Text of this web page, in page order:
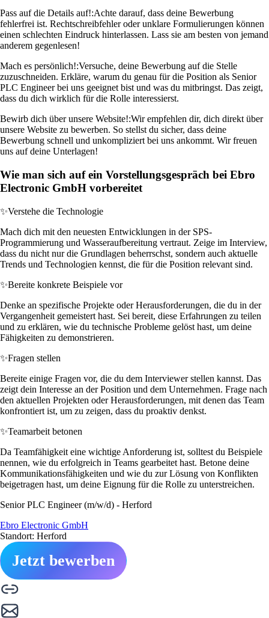
Pass auf die Details auf!:Achte darauf, dass deine Bewerbung
fehlerfrei ist. Rechtschreibfehler oder unklare Formulierungen können
einen schlechten Eindruck hinterlassen. Lass sie am besten von jemand
anderem gegenlesen!
Mach es persönlich!:Versuche, deine Bewerbung auf die Stelle
zuzuschneiden. Erkläre, warum du genau für die Position als Senior
PLC Engineer bei uns geeignet bist und was du mitbringst. Das zeigt,
dass du dich wirklich für die Rolle interessierst.
Bewirb dich über unsere Website!:Wir empfehlen dir, dich direkt über
unsere Website zu bewerben. So stellst du sicher, dass deine
Bewerbung schnell und unkompliziert bei uns ankommt. Wir freuen
uns auf deine Unterlagen!
Wie man sich auf ein Vorstellungsgespräch bei Ebro
Electronic GmbH vorbereitet
✨Verstehe die Technologie
Mach dich mit den neuesten Entwicklungen in der SPS-
Programmierung und Wasseraufbereitung vertraut. Zeige im Interview,
dass du nicht nur die Grundlagen beherrschst, sondern auch aktuelle
Trends und Technologien kennst, die für die Position relevant sind.
✨Bereite konkrete Beispiele vor
Denke an spezifische Projekte oder Herausforderungen, die du in der
Vergangenheit gemeistert hast. Sei bereit, diese Erfahrungen zu teilen
und zu erklären, wie du technische Probleme gelöst hast, um deine
Fähigkeiten zu demonstrieren.
✨Fragen stellen
Bereite einige Fragen vor, die du dem Interviewer stellen kannst. Das
zeigt dein Interesse an der Position und dem Unternehmen. Frage nach
den aktuellen Projekten oder Herausforderungen, mit denen das Team
konfrontiert ist, um zu zeigen, dass du proaktiv denkst.
✨Teamarbeit betonen
Da Teamfähigkeit eine wichtige Anforderung ist, solltest du Beispiele
nennen, wie du erfolgreich in Teams gearbeitet hast. Betone deine
Kommunikationsfähigkeiten und wie du zur Lösung von Konflikten
beigetragen hast, um deine Eignung für die Rolle zu unterstreichen.
Senior PLC Engineer (m/w/d) - Herford
Ebro Electronic GmbH
Standort: Herford
Jetzt bewerben